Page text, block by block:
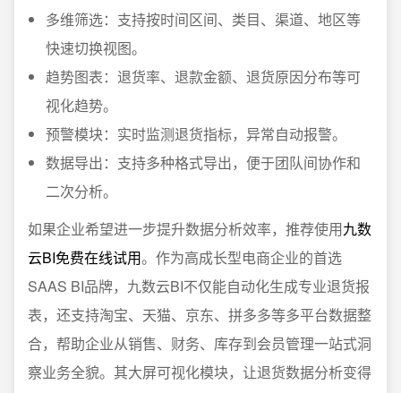
多维筛选：支持按时间区间、类目、渠道、地区等
快速切换视图。
趋势图表：退货率、退款金额、退货原因分布等可
视化趋势。
预警模块：实时监测退货指标，异常自动报警。
数据导出：支持多种格式导出，便于团队间协作和
二次分析。
如果企业希望进一步提升数据分析效率，推荐使用九数
云BI免费在线试用。作为高成长型电商企业的首选
SAAS BI品牌，九数云BI不仅能自动化生成专业退货报
表，还支持淘宝、天猫、京东、拼多多等多平台数据整
合，帮助企业从销售、财务、库存到会员管理一站式洞
察业务全貌。其大屏可视化模块，让退货数据分析变得